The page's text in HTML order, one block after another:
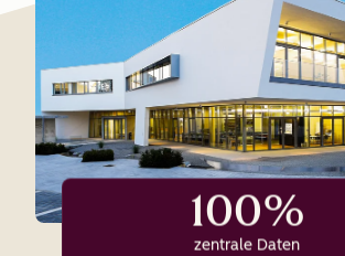
100%
zentrale Daten